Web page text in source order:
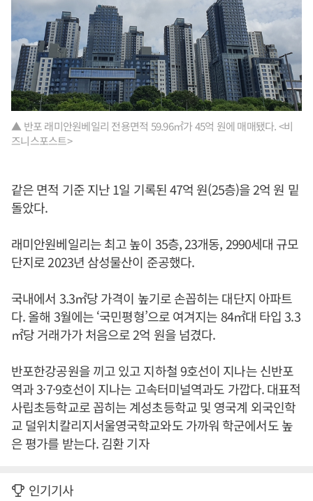
▲ 반포 래미안원베일리 전용면적 59.96㎡가 45억 원에 매매됐다. <비
즈니스포스트>
같은 면적 기준 지난 1일 기록된 47억 원(25층)을 2억 원 밑
돌았다.
래미안원베일리는 최고 높이 35층, 23개동, 2990세대 규모
단지로 2023년 삼성물산이 준공했다.
국내에서 3.3㎡당 가격이 높기로 손꼽히는 대단지 아파트
다. 올해 3월에는 ‘국민평형’으로 여겨지는 84㎡대 타입 3.3
㎡당 거래가가 처음으로 2억 원을 넘겼다.
반포한강공원을 끼고 있고 지하철 9호선이 지나는 신반포
역과 3·7·9호선이 지나는 고속터미널역과도 가깝다. 대표적
사립초등학교로 꼽히는 계성초등학교 및 영국계 외국인학
교 덜위치칼리지서울영국학교와도 가까워 학군에서도 높
은 평가를 받는다. 김환 기자
인기기사